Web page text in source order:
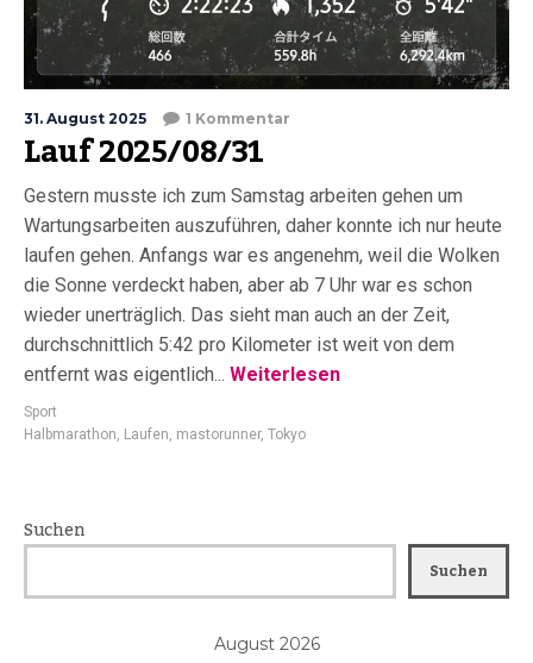
31. August 2025 1 Kommentar
Lauf 2025/08/31
Gestern musste ich zum Samstag arbeiten gehen um
Wartungsarbeiten auszuführen, daher konnte ich nur heute
laufen gehen. Anfangs war es angenehm, weil die Wolken
die Sonne verdeckt haben, aber ab 7 Uhr war es schon
wieder unerträglich. Das sieht man auch an der Zeit,
durchschnittlich 5:42 pro Kilometer ist weit von dem
entfernt was eigentlich... Weiterlesen
Sport
Halbmarathon Laufen mastorunner, Tokyo
Suchen
Suchen
August 2026